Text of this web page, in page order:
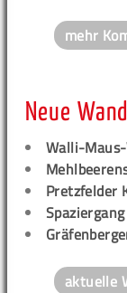
mehr
Neue
Walli-
Pretzfelder
aktuelle